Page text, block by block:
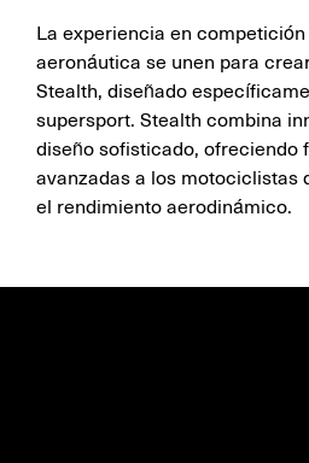
La experiencia en
aeronáutica se unen para
Stealth, diseñado
supersport. Stealth combina
diseño sofisticado, ofreciendo
avanzadas a los motociclistas
el rendimiento aerodinámico.